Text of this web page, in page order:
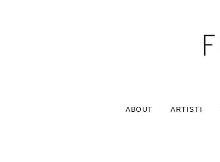
ABOUT ARTISTI